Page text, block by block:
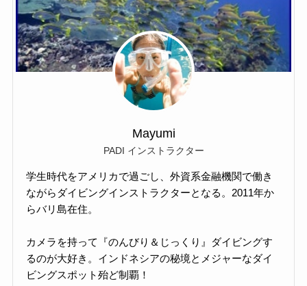
Mayumi
PADI インストラクター
学生時代をアメリカで過ごし、外資系金融機関で働き
ながらダイビングインストラクターとなる。2011年か
らバリ島在住。
カメラを持って『のんびり＆じっくり』ダイビングす
るのが大好き。インドネシアの秘境とメジャーなダイ
ビングスポット殆ど制覇！